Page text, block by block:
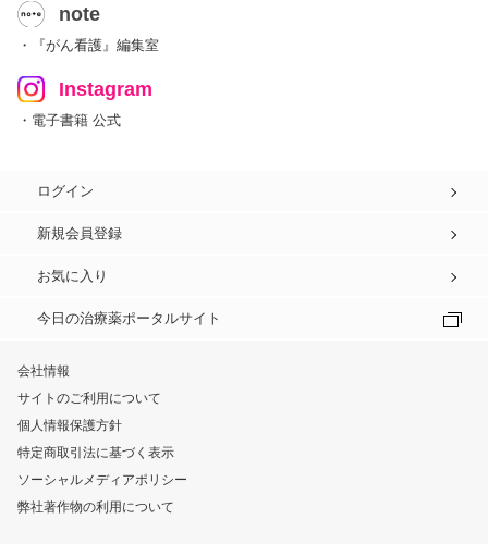
note
・『がん看護』編集室
Instagram
・電子書籍 公式
ログイン
新規会員登録
お気に入り
今日の治療薬ポータルサイト
会社情報
サイトのご利用について
個人情報保護方針
特定商取引法に基づく表示
ソーシャルメディアポリシー
弊社著作物の利用について